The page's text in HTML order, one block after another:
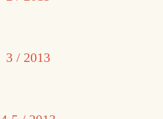
3 / 2013